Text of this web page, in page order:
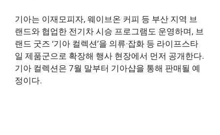
기아는 이재모피자, 웨이브온 커피 등 부산 지역 브
랜드와 협업한 전기차 시승 프로그램도 운영하며, 브
랜드 굿즈 ‘기아 컬렉션’을 의류·잡화 등 라이프스타
일 제품군으로 확장해 행사 현장에서 먼저 공개한다.
기아 컬렉션은 7월 말부터 기아샵을 통해 판매될 예
정이다.